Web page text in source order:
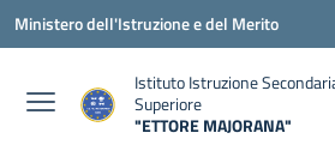
Vai ai contenuti
Vai al menu di navigazione
Vai al footer
Ministero dell'Istruzione e del Merito
Istituto Istruzione
Superiore
"ETTORE MAJORANA"